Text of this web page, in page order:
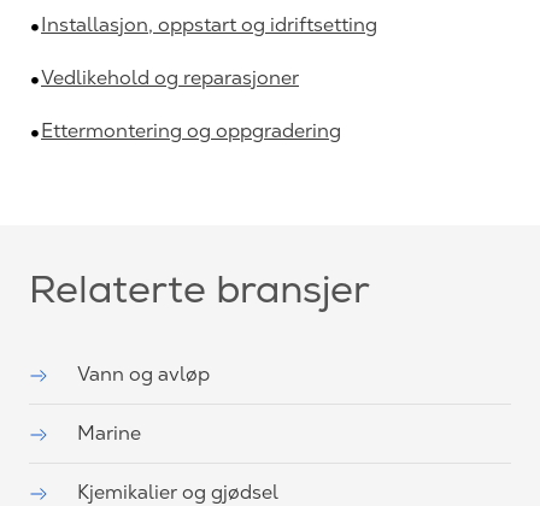
Installasjon, oppstart og idriftsetting
Vedlikehold og reparasjoner
Ettermontering og oppgradering
Relaterte bransjer
Vann og avløp
Marine
Kjemikalier og gjødsel